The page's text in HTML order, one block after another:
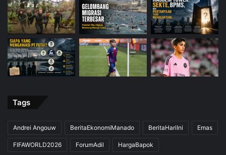
Tags
Andrei Angouw BeritaEkonomiManado BeritaHariIni Emas
FIFAWORLD2026 ForumAdil HargaBapok